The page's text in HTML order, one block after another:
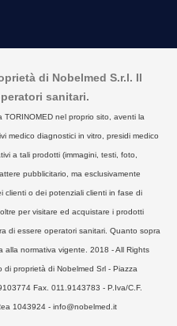
di Nobelmed S.r.l. Il
sanitari.
TORINOMED nel proprio sito, aventi la
medico diagnostici in vitro, presidi medico
a tali prodotti (immagini, testi, foto,
pubblicitario, ma esclusivamente
clienti o dei potenziali clienti in fase di
per visitare ed acquistare i prodotti
di essere operatori sanitari. Quanto sopra
normativa vigente. 2018 - All Rights
di proprietà di Nobelmed Srl - Piazza
Fax. 011.9143783 - P.Iva/C.F.
1043924 - info@nobelmed.it